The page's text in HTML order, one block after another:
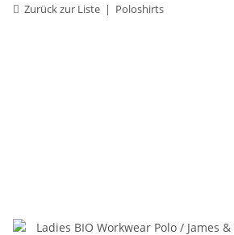
Zurück zur Liste Poloshirts